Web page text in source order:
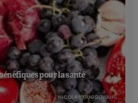
pour la santé
NICOLAS GUGGENBÜHL